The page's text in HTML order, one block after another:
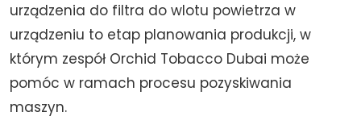
urządzenia do filtra do wlotu powietrza w
urządzeniu to etap planowania produkcji, w
którym zespół Orchid Tobacco Dubai może
pomóc w ramach procesu pozyskiwania
maszyn.